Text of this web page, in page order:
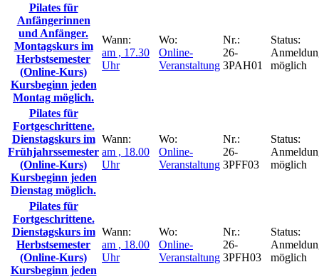
Pilates für
Anfängerinnen
und Anfänger.
Montagskurs im
Herbstsemester
(Online-Kurs)
Kursbeginn jeden
Montag möglich.
Wann:
am , 17.30
Uhr
Wo:
Online-
Veranstaltung
Nr.:
26-
3PAH01
Status:
möglich
Pilates für
Fortgeschrittene.
Dienstagskurs im
Frühjahrssemester
(Online-Kurs)
Kursbeginn jeden
Dienstag möglich.
Wann:
am , 18.00
Uhr
Wo:
Online-
Veranstaltung
Nr.:
26-
3PFF03
Status:
möglich
Pilates für
Fortgeschrittene.
Dienstagskurs im
Herbstsemester
(Online-Kurs)
Kursbeginn jeden
Wann:
am , 18.00
Uhr
Wo:
Online-
Veranstaltung
Nr.:
26-
3PFH03
Status:
möglich